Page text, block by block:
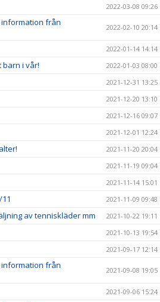
2022-03-08 09:26
från
2022-02-10 20:14
2022-01-14 14:14
barn i vår! 2022-01-03 08:00
2021-12-31 13:25
2021-12-20 13:10
2021-12-16 09:07
2021-12-01 12:24
2021-11-20 20:04
2021-11-19 09:04
2021-11-14 15:01
2021-11-09 09:48
av tenniskläder mm 2021-10-22 19:11
2021-10-13 19:54
2021-09-17 12:14
från
2021-09-08 19:05
2021-09-06 15:24